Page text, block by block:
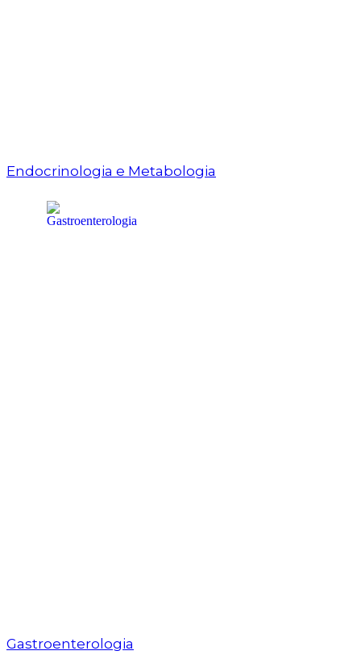
Endocrinologia e Metabologia
Gastroenterologia